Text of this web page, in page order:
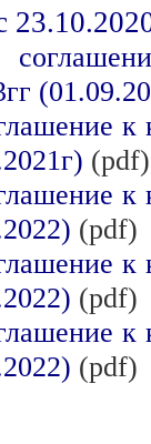
к
(pdf)
к
(pdf)
к
(pdf)
к
(pdf)